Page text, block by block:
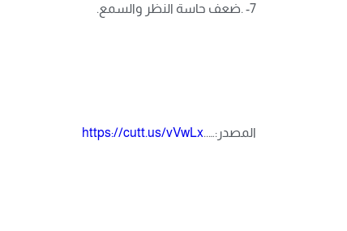
7- .ضعف حاسة النظر والسمع.
المصدر:…..https://cutt.us/vVwLx